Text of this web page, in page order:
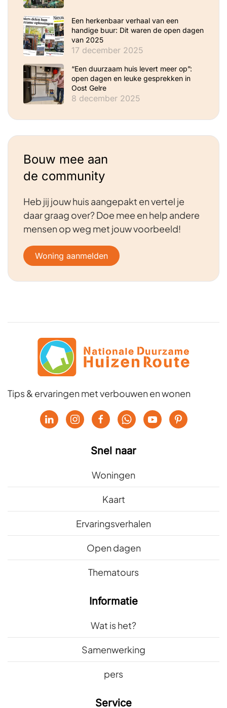
Een herkenbaar verhaal van een
handige buur: Dit waren de open dagen
van 2025
17 december 2025
“Een duurzaam huis levert meer op”:
open dagen en leuke gesprekken in
Oost Gelre
8 december 2025
Bouw mee aan
de community
Heb jij jouw huis aangepakt en vertel je
daar graag over? Doe mee en help andere
mensen op weg met jouw voorbeeld!
Woning aanmelden
Tips & ervaringen met verbouwen en wonen
Snel naar
Woningen
Kaart
Ervaringsverhalen
Open dagen
Thematours
Informatie
Wat is het?
Samenwerking
pers
Service